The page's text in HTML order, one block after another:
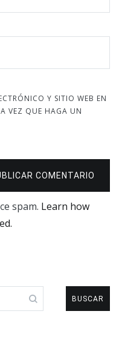
Y SITIO WEB EN
VEZ QUE HAGA UN
COMENTARIO
spam. Learn how